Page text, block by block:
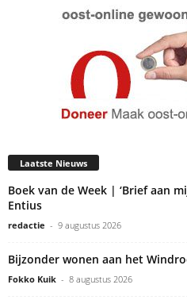
Laatste Nieuws
Boek van de Week | ‘Brief aan
Entius
redactie - 9 augustus 2026
Bijzonder wonen aan het
Fokko Kuik - 8 augustus 2026